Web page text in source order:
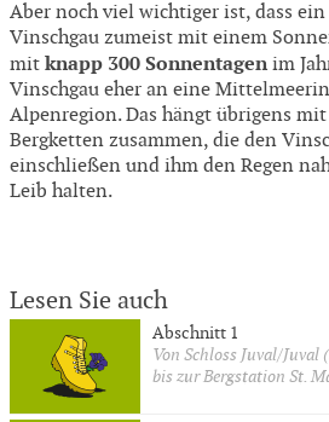
Aber noch viel wichtiger ist, dass
Vinschgau zumeist mit einem
mit knapp 300 Sonnentagen im
Vinschgau eher an eine
Alpenregion. Das hängt übrigens
Bergketten zusammen, die den
einschließen und ihm den Regen
Leib halten.
Lesen Sie auch
Abschnitt 1
Von Schloss Juval/
bis zur Bergstation St.